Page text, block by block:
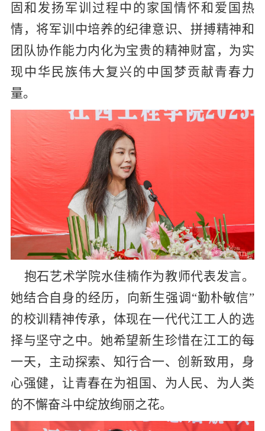
固和发扬军训过程中的家国情怀和爱国热
情，将军训中培养的纪律意识、拼搏精神和
团队协作能力内化为宝贵的精神财富，为实
现中华民族伟大复兴的中国梦贡献青春力
量。
抱石艺术学院水佳楠作为教师代表发言。
她结合自身的经历，向新生强调“勤朴敏信”
的校训精神传承，体现在一代代江工人的选
择与坚守之中。她希望新生珍惜在江工的每
一天，主动探索、知行合一、创新致用，身
心强健，让青春在为祖国、为人民、为人类
的不懈奋斗中绽放绚丽之花。